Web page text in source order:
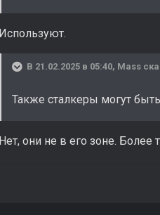
Используют.
В 21.02.2025 в 05:40, Mass
Также сталкеры могут
Нет, они не в его зоне. Более